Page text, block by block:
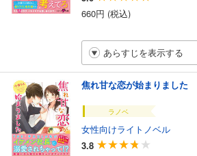
660円 (税込)
あらすじを表示する
焦れ甘な恋が始まりました
ラノベ
女性向けライトノベル
3.8